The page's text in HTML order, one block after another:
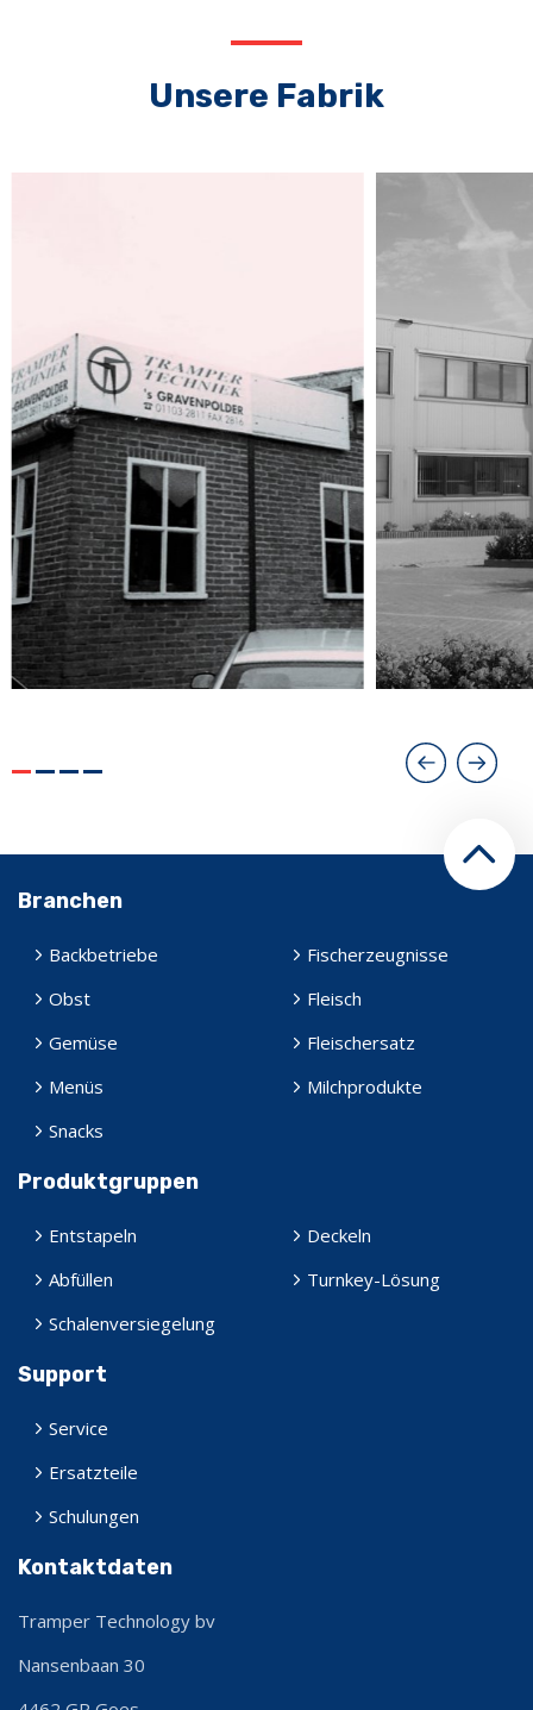
Unsere Fabrik
Branchen
Backbetriebe
Obst
Gemüse
Menüs
Snacks
Fischerzeugnisse
Fleisch
Fleischersatz
Milchprodukte
Produktgruppen
Entstapeln
Abfüllen
Schalenversiegelung
Deckeln
Turnkey-Lösung
Support
Service
Ersatzteile
Schulungen
Kontaktdaten
Tramper Technology bv
Nansenbaan 30